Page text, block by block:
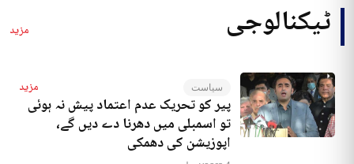
ٹیکنالوجی مزید
سیاست مزید
پیر کو تحریک عدم اعتماد پیش نہ ہوئی
تو اسمبلی میں دھرنا دے دیں گے،
اپوزیشن کی دھمکی